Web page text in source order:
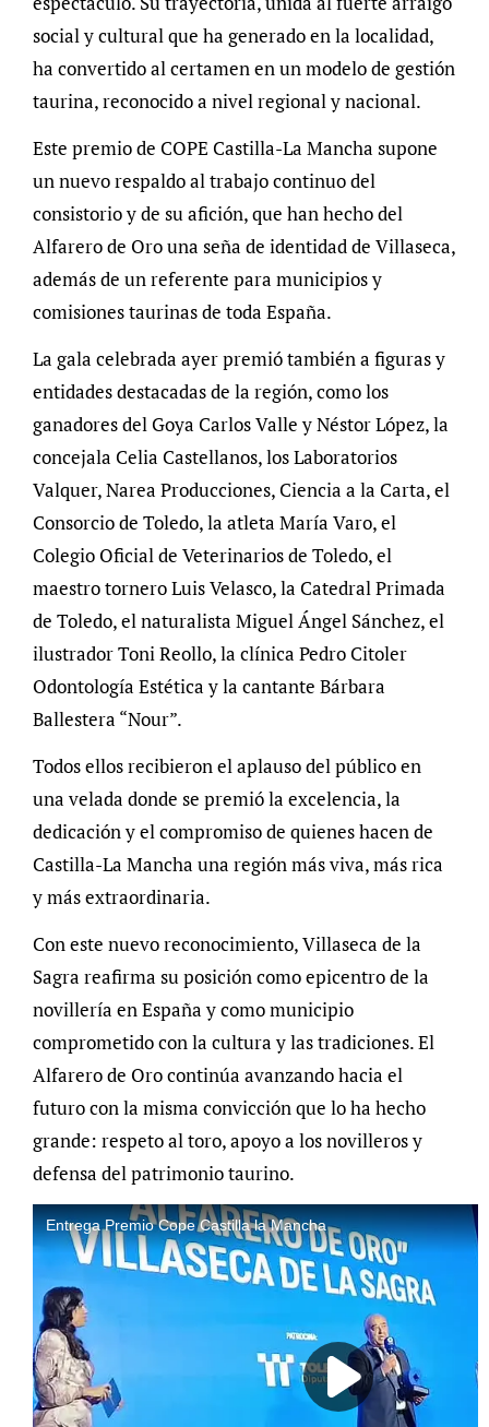
social y cultural que ha generado en la localidad,
ha convertido al certamen en un modelo de gestión
taurina, reconocido a nivel regional y nacional.
Este premio de COPE Castilla-La Mancha supone
un nuevo respaldo al trabajo continuo del
consistorio y de su afición, que han hecho del
Alfarero de Oro una seña de identidad de Villaseca,
además de un referente para municipios y
comisiones taurinas de toda España.
La gala celebrada ayer premió también a figuras y
entidades destacadas de la región, como los
ganadores del Goya Carlos Valle y Néstor López, la
concejala Celia Castellanos, los Laboratorios
Valquer, Narea Producciones, Ciencia a la Carta, el
Consorcio de Toledo, la atleta María Varo, el
Colegio Oficial de Veterinarios de Toledo, el
maestro tornero Luis Velasco, la Catedral Primada
de Toledo, el naturalista Miguel Ángel Sánchez, el
ilustrador Toni Reollo, la clínica Pedro Citoler
Odontología Estética y la cantante Bárbara
Ballestera “Nour”.
Todos ellos recibieron el aplauso del público en
una velada donde se premió la excelencia, la
dedicación y el compromiso de quienes hacen de
Castilla-La Mancha una región más viva, más rica
y más extraordinaria.
Con este nuevo reconocimiento, Villaseca de la
Sagra reafirma su posición como epicentro de la
novillería en España y como municipio
comprometido con la cultura y las tradiciones. El
Alfarero de Oro continúa avanzando hacia el
futuro con la misma convicción que lo ha hecho
grande: respeto al toro, apoyo a los novilleros y
defensa del patrimonio taurino.